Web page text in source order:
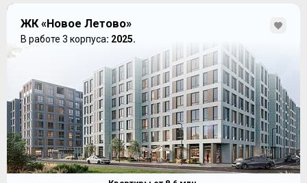
ЖК «Новое Летово»
В работе 3 корпуса: 2025.